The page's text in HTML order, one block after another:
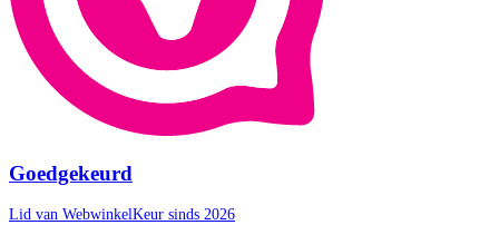
Goedgekeurd
Lid van WebwinkelKeur sinds 2026